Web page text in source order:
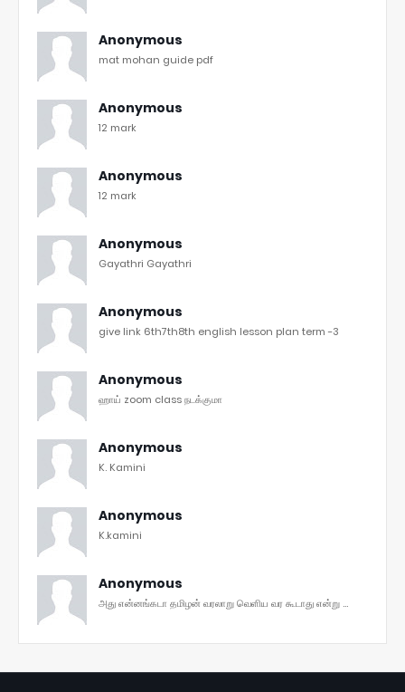
Anonymous
mat mohan guide pdf
Anonymous
12 mark
Anonymous
12 mark
Anonymous
Gayathri Gayathri
Anonymous
give link 6th7th8th english lesson plan term -3
Anonymous
ஹாய் zoom class நடக்குமா
Anonymous
K. Kamini
Anonymous
K.kamini
Anonymous
அது என்னங்கடா தமிழன் வரலாறு வெளிய வர கூடாது என்று ...